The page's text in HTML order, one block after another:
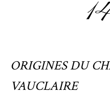
ORIGINES DU
VAUCLAIRE